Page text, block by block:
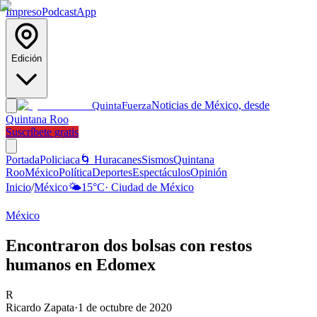
ImpresoPodcastApp
Edición
QuintaFuerzaNoticias de México, desde
Quintana Roo
Suscríbete gratis
PortadaPoliciaca 🌀 HuracanesSismosQuintana
RooMéxicoPolíticaDeportesEspectáculosOpinión
Inicio/México🌤️15°C· Ciudad de México
México
Encontraron dos bolsas con restos
humanos en Edomex
R
Ricardo Zapata·1 de octubre de 2020